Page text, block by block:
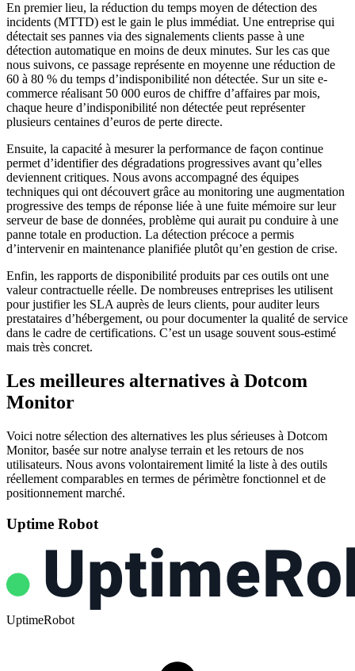
En premier lieu, la réduction du temps moyen de détection des
incidents (MTTD) est le gain le plus immédiat. Une entreprise qui
détectait ses pannes via des signalements clients passe à une
détection automatique en moins de deux minutes. Sur les cas que
nous suivons, ce passage représente en moyenne une réduction de
60 à 80 % du temps d’indisponibilité non détectée. Sur un site e-
commerce réalisant 50 000 euros de chiffre d’affaires par mois,
chaque heure d’indisponibilité non détectée peut représenter
plusieurs centaines d’euros de perte directe.
Ensuite, la capacité à mesurer la performance de façon continue
permet d’identifier des dégradations progressives avant qu’elles
deviennent critiques. Nous avons accompagné des équipes
techniques qui ont découvert grâce au monitoring une augmentation
progressive des temps de réponse liée à une fuite mémoire sur leur
serveur de base de données, problème qui aurait pu conduire à une
panne totale en production. La détection précoce a permis
d’intervenir en maintenance planifiée plutôt qu’en gestion de crise.
Enfin, les rapports de disponibilité produits par ces outils ont une
valeur contractuelle réelle. De nombreuses entreprises les utilisent
pour justifier les SLA auprès de leurs clients, pour auditer leurs
prestataires d’hébergement, ou pour documenter la qualité de service
dans le cadre de certifications. C’est un usage souvent sous-estimé
mais très concret.
Les meilleures alternatives à Dotcom
Monitor
Voici notre sélection des alternatives les plus sérieuses à Dotcom
Monitor, basée sur notre analyse terrain et les retours de nos
utilisateurs. Nous avons volontairement limité la liste à des outils
réellement comparables en termes de périmètre fonctionnel et de
positionnement marché.
Uptime Robot
UptimeRobot